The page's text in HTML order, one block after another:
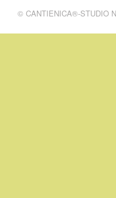
© CANTIENICA®-STUDIO